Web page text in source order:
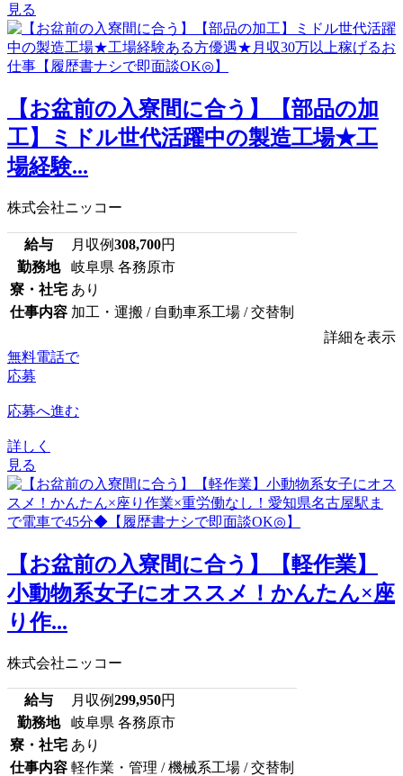
見る
【お盆前の入寮間に合う】【部品の加
工】ミドル世代活躍中の製造工場★工
場経験...
株式会社ニッコー
給与 月収例308,700円
勤務地
岐阜県 各務原市
寮・社宅 あり
仕事内容 加工・運搬 / 自動車系工場 / 交替制
詳細を表示
無料電話で
応募
応募へ進む
詳しく
見る
【お盆前の入寮間に合う】【軽作業】
小動物系女子にオススメ！かんたん×座
り作...
株式会社ニッコー
給与 月収例299,950円
勤務地
岐阜県 各務原市
寮・社宅 あり
仕事内容 軽作業・管理 / 機械系工場 / 交替制